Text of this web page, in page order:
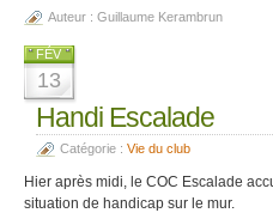
Auteur : Guillaume Kerambrun
FÉV
13
Handi Escalade
Catégorie : Vie du club
Hier après midi, le COC Escalade
situation de handicap sur le mur.